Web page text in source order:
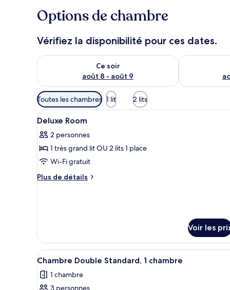
Options de chambre
Vérifiez la disponibilité pour ces dates.
Ce soir
août 8 - août 9
Vérifier la disponibilité pour ce soir août 8 - août 9
Vérifier la
Filtres
disponibles
pour
chambres
Toutes les chambres 1 lit 2 lits
Afficher
toutes
les
photos
pour
ce
Une salle de bain moderne
1
Deluxe Room
2 personnes
1 très grand lit OU 2 lits 1 place
Wi-Fi gratuit
Plus de détails
Plus
chambre
Deluxe
Room
Voir les
Afficher
toutes
les
Une chambre d’hôtel avec
6
Chambre Double Standard, 1 chambre
1 chambre
3 personnes